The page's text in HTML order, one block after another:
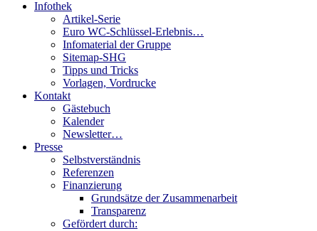
Infothek
Artikel-Serie
Euro WC-Schlüssel-Erlebnis…
Infomaterial der Gruppe
Sitemap-SHG
Tipps und Tricks
Vorlagen, Vordrucke
Kontakt
Gästebuch
Kalender
Newsletter…
Presse
Selbstverständnis
Referenzen
Finanzierung
Grundsätze der Zusammenarbeit
Transparenz
Gefördert durch: